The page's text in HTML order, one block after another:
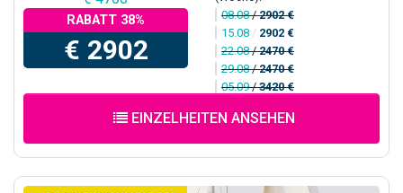
RABATT 38%
€ 2902
08.08/2902 €
15.08 / 2902 €
22.08/2470 €
29.08/2470 €
05.09/3420 €
EINZELHEITEN ANSEHEN